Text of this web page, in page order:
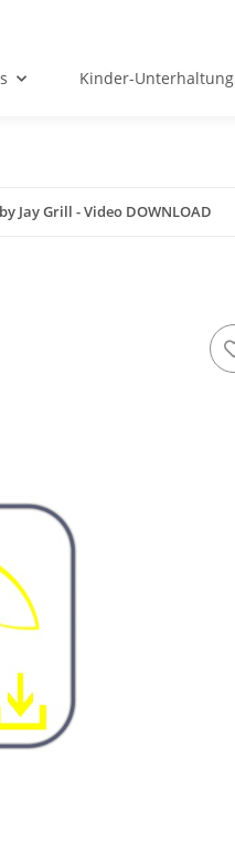
Kinder-Unterhaltung
Jay Grill - Video DOWNLOAD